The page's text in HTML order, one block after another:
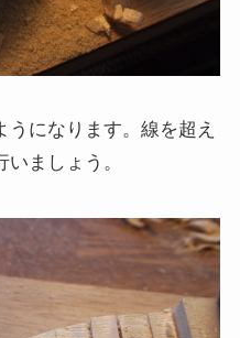
になります。線を超え
ましょう。